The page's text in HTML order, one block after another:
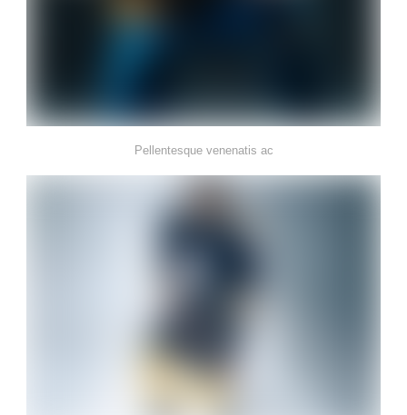
Pellentesque venenatis ac